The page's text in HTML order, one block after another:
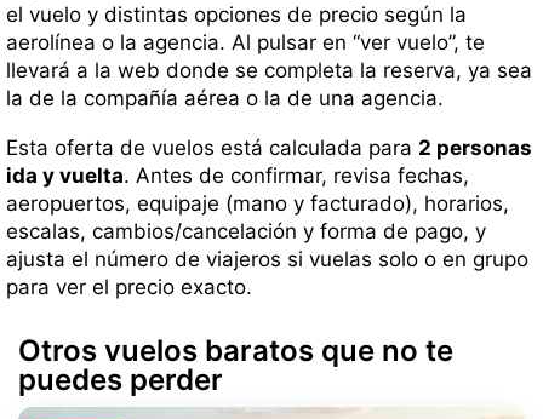
el vuelo y distintas opciones de precio según la
aerolínea o la agencia. Al pulsar en “ver vuelo”, te
llevará a la web donde se completa la reserva, ya sea
la de la compañía aérea o la de una agencia.
Esta oferta de vuelos está calculada para 2 personas
ida y vuelta. Antes de confirmar, revisa fechas,
aeropuertos, equipaje (mano y facturado), horarios,
escalas, cambios/cancelación y forma de pago, y
ajusta el número de viajeros si vuelas solo o en grupo
para ver el precio exacto.
Otros vuelos baratos que no te
puedes perder